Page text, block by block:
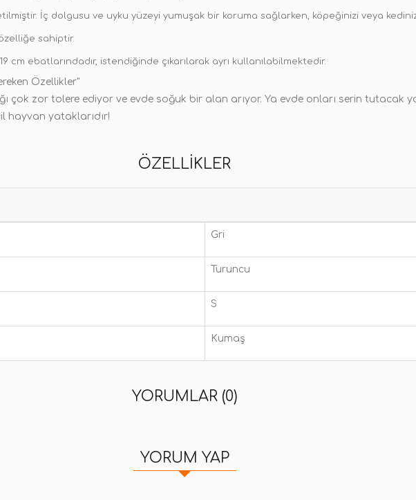
İç dolgusu ve uyku yüzeyi yumuşak bir koruma sağlarken, köpeğinizi veya
sahiptir.
cm ebatlarındadır, istendiğinde çıkarılarak ayrı kullanılabilmektedir.
Özellikler"
çok zor tolere ediyor ve evde soğuk bir alan arıyor. Ya evde onları serin tutacak
hayvan yataklarıdır!
ÖZELLIKLER
Gri
Turuncu
S
Kumaş
YORUMLAR (0)
YORUM YAP